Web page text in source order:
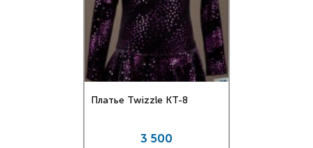
Платье Twizzle КT-8
3 500